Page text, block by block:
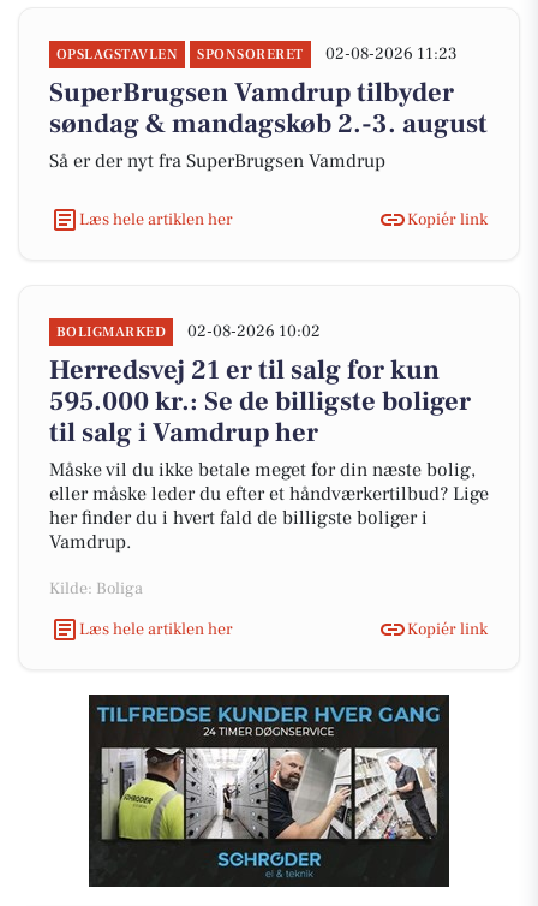
OPSLAGSTAVLEN SPONSORERET 02-08-2026 11:23
SuperBrugsen Vamdrup tilbyder
søndag & mandagskøb 2.-3. august
Så er der nyt fra SuperBrugsen Vamdrup
Læs hele artiklen her Kopiér link
BOLIGMARKED 02-08-2026 10:02
Herredsvej 21 er til salg for kun
595.000 kr.: Se de billigste boliger
til salg i Vamdrup her
Måske vil du ikke betale meget for din næste bolig,
eller måske leder du efter et håndværkertilbud? Lige
her finder du i hvert fald de billigste boliger i
Vamdrup.
Kilde: Boliga
Læs hele artiklen her
Kopiér link